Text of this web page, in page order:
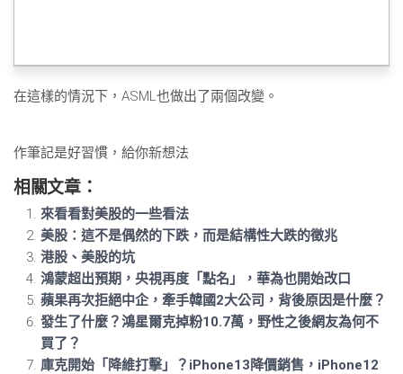
在這樣的情況下，ASML也做出了兩個改變。
作筆記是好習慣，給你新想法
相關文章：
來看看對美股的一些看法
美股：這不是偶然的下跌，而是結構性大跌的徵兆
港股、美股的坑
鴻蒙超出預期，央視再度「點名」，華為也開始改口
蘋果再次拒絕中企，牽手韓國2大公司，背後原因是什麼？
發生了什麼？鴻星爾克掉粉10.7萬，野性之後網友為何不
買了？
庫克開始「降維打擊」？iPhone13降價銷售，iPhone12